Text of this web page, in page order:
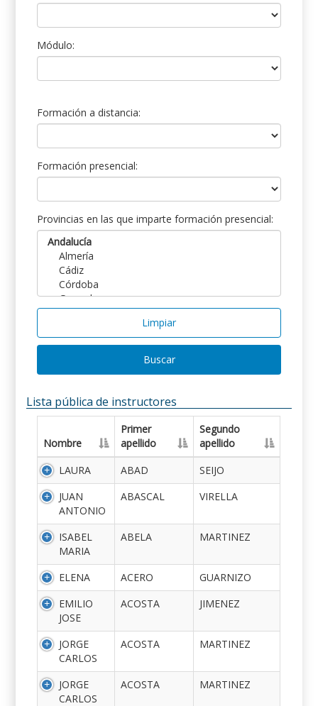
Módulo:
Formación a distancia:
Formación presencial:
Provincias en las que imparte formación presencial:
Limpiar
Buscar
Lista pública de instructores
Nombre
Primer
apellido
Segundo
apellido
LAURA
ABAD
SEIJO
JUAN
ANTONIO
ABASCAL VIRELLA
ISABEL
MARIA
ABELA MARTINEZ
ELENA ACERO
GUARNIZO
EMILIO
JOSE
ACOSTA JIMENEZ
JORGE
CARLOS
ACOSTA MARTINEZ
JORGE
CARLOS
ACOSTA MARTINEZ